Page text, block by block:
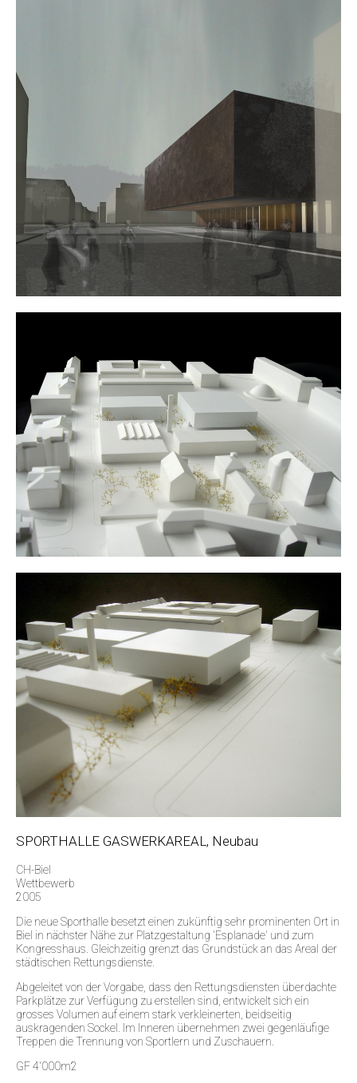
SPORTHALLE GASWERKAREAL, Neubau
CH-Biel
Wettbewerb
2005
Die neue Sporthalle besetzt einen zukünftig sehr prominenten Ort in
Biel in nächster Nähe zur Platzgestaltung 'Esplanade' und zum
Kongresshaus. Gleichzeitig grenzt das Grundstück an das Areal der
städtischen Rettungsdienste.
Abgeleitet von der Vorgabe, dass den Rettungsdiensten überdachte
Parkplätze zur Verfügung zu erstellen sind, entwickelt sich ein
grosses Volumen auf einem stark verkleinerten, beidseitig
auskragenden Sockel. Im Inneren übernehmen zwei gegenläufige
Treppen die Trennung von Sportlern und Zuschauern.
GF 4'000m2